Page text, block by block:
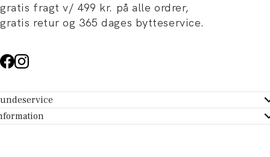
gratis fragt v/ 499 kr. på alle ordrer,
gratis retur og 365 dages bytteservice.
- Hjælpecenter
Tøjeksperten